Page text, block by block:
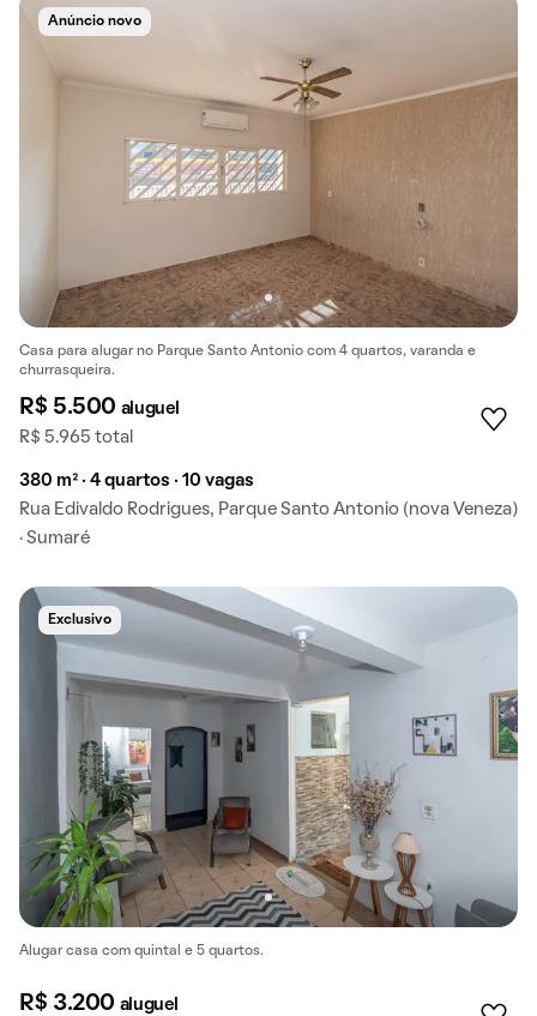
Anúncio novo
Casa para alugar no Parque Santo Antonio com 4 quartos, varanda e
churrasqueira.
R$ 5.500 aluguel
R$ 5.965 total
380 m² · 4 quartos · 10 vagas
Rua Edivaldo Rodrigues, Parque Santo Antonio (nova Veneza)
· Sumaré
Exclusivo
Alugar casa com quintal e 5 quartos.
R$ 3.200 aluguel